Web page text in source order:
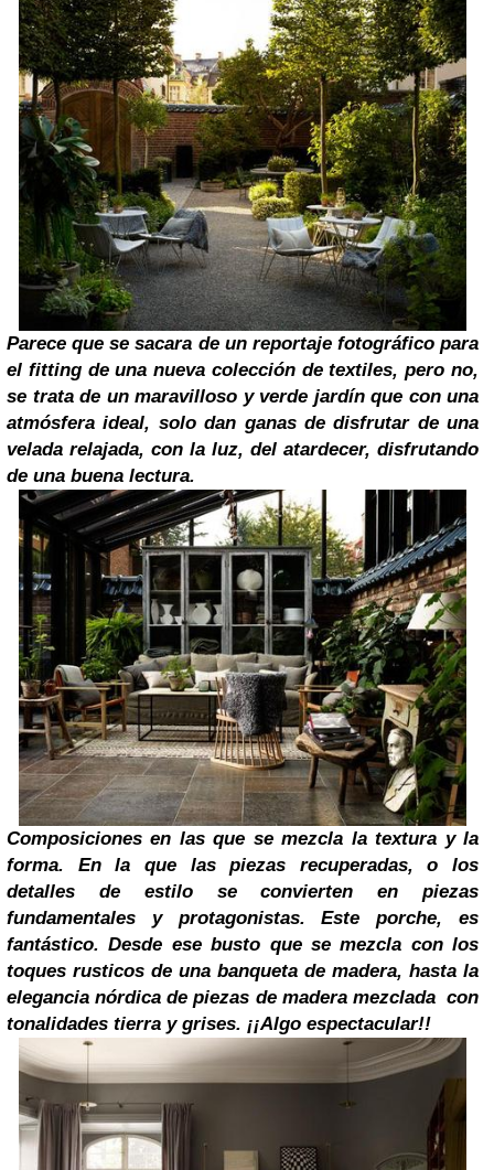
Parece que se sacara de un reportaje fotográfico para
el fitting de una nueva colección de textiles, pero no,
se trata de un maravilloso y verde jardín que con una
atmósfera ideal, solo dan ganas de disfrutar de una
velada relajada, con la luz, del atardecer, disfrutando
de una buena lectura.
Composiciones en las que se mezcla la textura y la
forma. En la que las piezas recuperadas, o los
detalles de estilo se convierten en piezas
fundamentales y protagonistas.
Este porche, es
fantástico. Desde ese busto que se mezcla con los
toques rusticos de una banqueta de madera, hasta la
elegancia nórdica de piezas de madera mezclada con
tonalidades tierra y grises. ¡¡Algo espectacular!!